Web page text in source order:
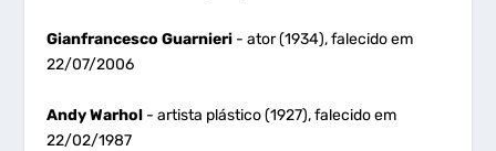
Gianfrancesco Guarnieri - ator (1934), falecido em
22/07/2006
Andy Warhol - artista plástico (1927), falecido em
22/02/1987